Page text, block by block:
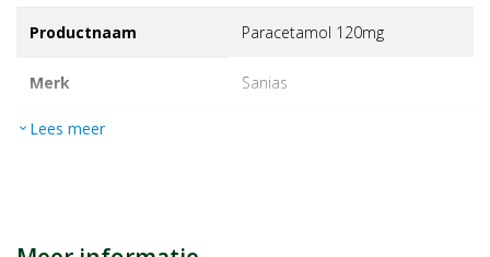
Productnaam Paracetamol 120mg
Merk sanias
EAN
expand_more Lees meer